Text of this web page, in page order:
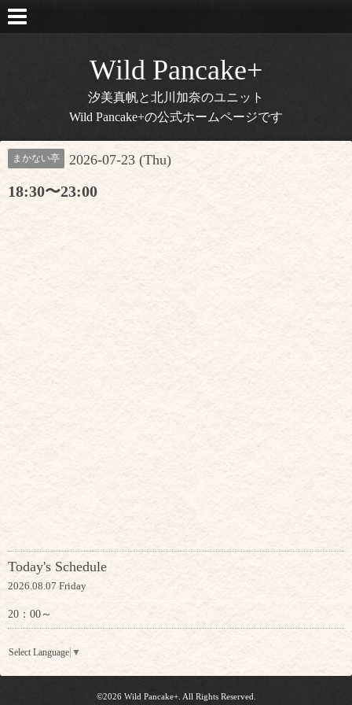
Wild Pancake+
汐美真帆と北川加奈のユニット
Wild Pancake+の公式ホームページです
まかない亭 2026-07-23 (Thu)
18:30〜23:00
Today's Schedule
2026.08.07 Friday
20：00～
Select Language ▼
©2026 Wild Pancake+. All Rights Reserved.